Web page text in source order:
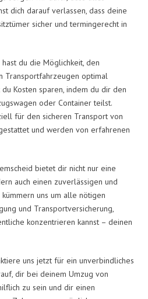
dich darauf verlassen, dass deine
sicher und termingerecht in
hast du die Möglichkeit, den
Transportfahrzeugen optimal
du Kosten sparen, indem du dir den
oder Container teilst.
für den sicheren Transport von
und werden von erfahrenen
bietet dir nicht nur eine
auch einen zuverlässigen und
uns um alle nötigen
und Transportversicherung,
konzentrieren kannst – deinen
uns jetzt für ein unverbindliches
dir bei deinem Umzug von
zu sein und dir einen